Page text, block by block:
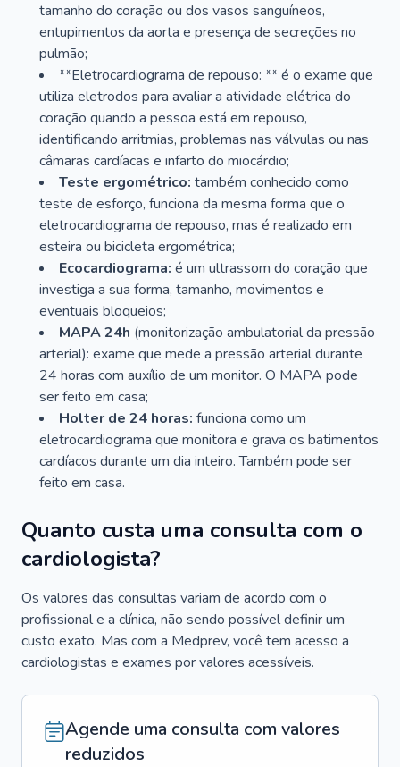
tamanho do coração ou dos vasos sanguíneos,
entupimentos da aorta e presença de secreções no
pulmão;
**Eletrocardiograma de repouso: ** é o exame que
utiliza eletrodos para avaliar a atividade elétrica do
coração quando a pessoa está em repouso,
identificando arritmias, problemas nas válvulas ou nas
câmaras cardíacas e infarto do miocárdio;
Teste ergométrico: também conhecido como
teste de esforço, funciona da mesma forma que o
eletrocardiograma de repouso, mas é realizado em
esteira ou bicicleta ergométrica;
Ecocardiograma: é um ultrassom do coração que
investiga a sua forma, tamanho, movimentos e
eventuais bloqueios;
MAPA 24h (monitorização ambulatorial da pressão
arterial): exame que mede a pressão arterial durante
24 horas com auxílio de um monitor. O MAPA pode
ser feito em casa;
Holter de 24 horas: funciona como um
eletrocardiograma que monitora e grava os batimentos
cardíacos durante um dia inteiro. Também pode ser
feito em casa.
Quanto custa uma consulta com o
cardiologista?
Os valores das consultas variam de acordo com o
profissional e a clínica, não sendo possível definir um
custo exato. Mas com a Medprev, você tem acesso a
cardiologistas e exames por valores acessíveis.
Agende uma consulta com valores
reduzidos